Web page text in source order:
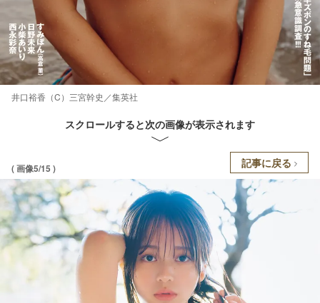
井口裕香（C）三宮幹史／集英社
スクロールすると次の画像が表示されます
( 画像5/15 ) 記事に戻る